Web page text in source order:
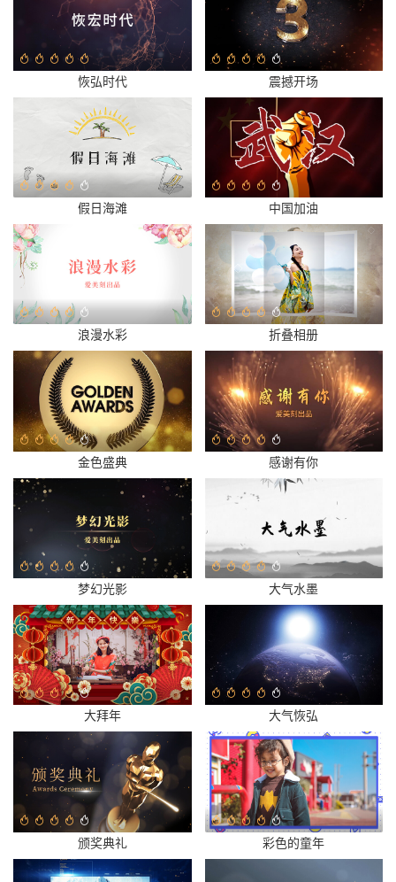
恢弘时代 震撼开场
假日海滩 中国加油
浪漫水彩 折叠相册
金色盛典 感谢有你
梦幻光影 大气水墨
大拜年 大气恢弘
颁奖典礼 彩色的童年